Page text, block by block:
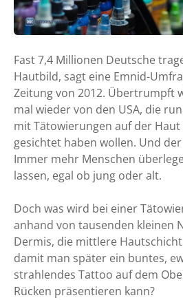
Fast 7,4 Millionen Deutsche
Hautbild, sagt eine Emnid-
Zeitung von 2012. Übertrumpft
mal wieder von den USA, die
mit Tätowierungen auf der Haut
gesichtet haben wollen. Und
Immer mehr Menschen
lassen, egal ob jung oder alt.
Doch was wird bei einer
anhand von tausenden kleinen
Dermis, die mittlere
damit man später ein buntes,
strahlendes Tattoo auf dem
Rücken präsentieren kann?